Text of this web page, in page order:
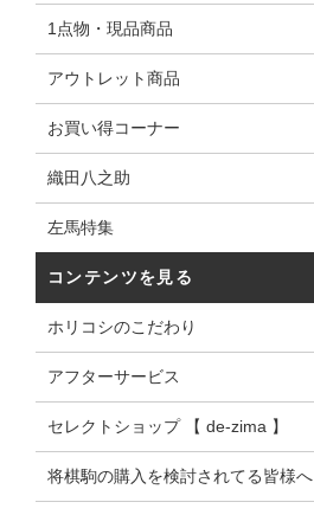
1点物・現品商品
アウトレット商品
お買い得コーナー
織田八之助
左馬特集
コンテンツを見る
ホリコシのこだわり
アフターサービス
セレクトショップ 【 de-zima 】
将棋駒の購入を検討されてる皆様へ